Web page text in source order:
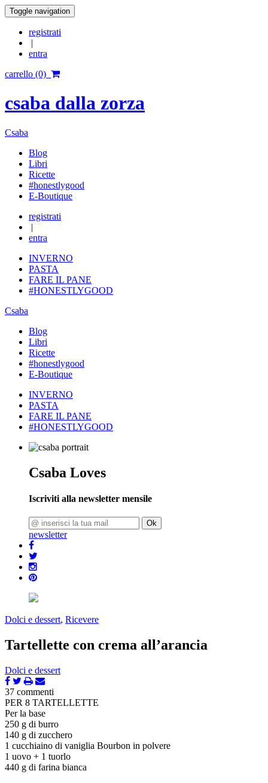
Toggle navigation
registrati
|
entra
carrello (0)
csaba dalla zorza
Csaba
Blog
Libri
Ricette
#honestlygood
E-Boutique
registrati
|
entra
INVERNO
PASTA
FARE IL PANE
#HONESTLYGOOD
Csaba
Blog
Libri
Ricette
#honestlygood
E-Boutique
INVERNO
PASTA
FARE IL PANE
#HONESTLYGOOD
Csaba Loves
Iscriviti alla newsletter mensile
Ok
newsletter
Dolci e dessert, Ricevere
Tartellette con crema all’arancia
Dolci e dessert
37 commenti
PER 8 TARTELLETTE
Per la base
250 g di burro
140 g di zucchero
1 cucchiaino di vaniglia Bourbon in polvere
1 uovo + 1 tuorlo
440 g di farina bianca